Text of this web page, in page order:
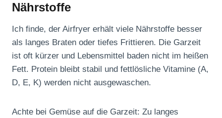
Nährstoffe
Ich finde, der Airfryer erhält viele Nährstoffe besser
als langes Braten oder tiefes Frittieren. Die Garzeit
ist oft kürzer und Lebensmittel baden nicht im heißen
Fett. Protein bleibt stabil und fettlösliche Vitamine (A,
D, E, K) werden nicht ausgewaschen.
Achte bei Gemüse auf die Garzeit: Zu langes